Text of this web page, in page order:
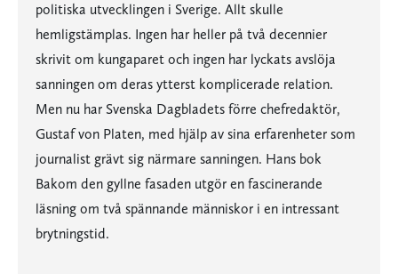
politiska utvecklingen i Sverige. Allt skulle
hemligstämplas. Ingen har heller på två decennier
skrivit om kungaparet och ingen har lyckats avslöja
sanningen om deras ytterst komplicerade relation.
Men nu har Svenska Dagbladets förre chefredaktör,
Gustaf von Platen, med hjälp av sina erfarenheter som
journalist grävt sig närmare sanningen. Hans bok
Bakom den gyllne fasaden utgör en fascinerande
läsning om två spännande människor i en intressant
brytningstid.